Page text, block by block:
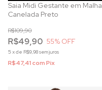
Saia Midi Gestante em Malha
Canelada Preto
R$49,90
R$109,90
55% OFF
5 xde R$9,98sem juros
R$47,41comPix